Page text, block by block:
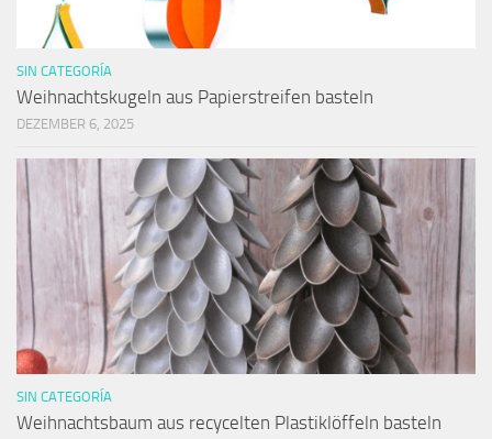
SIN CATEGORÍA
Weihnachtskugeln aus Papierstreifen basteln
DEZEMBER 6, 2025
SIN CATEGORÍA
Weihnachtsbaum aus recycelten Plastiklöffeln basteln